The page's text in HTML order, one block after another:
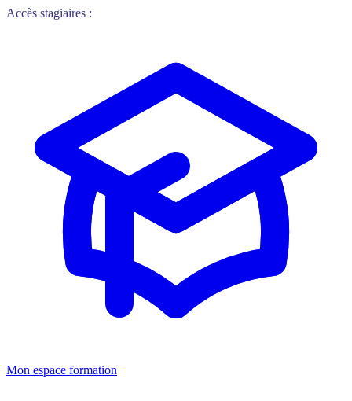
Accès stagiaires :
Mon espace formation